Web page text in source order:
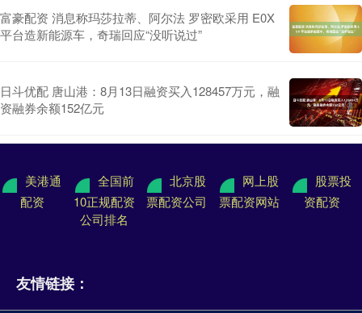
富豪配资 消息称玛莎拉蒂、阿尔法 罗密欧采用 E0X
平台造新能源车，奇瑞回应“没听说过”
日斗优配 唐山港：8月13日融资买入128457万元，融
资融券余额152亿元
美港通
配资
全国前
10正规配资
公司排名
北京股
票配资公司
网上股
票配资网站
股票投
资配资
友情链接：